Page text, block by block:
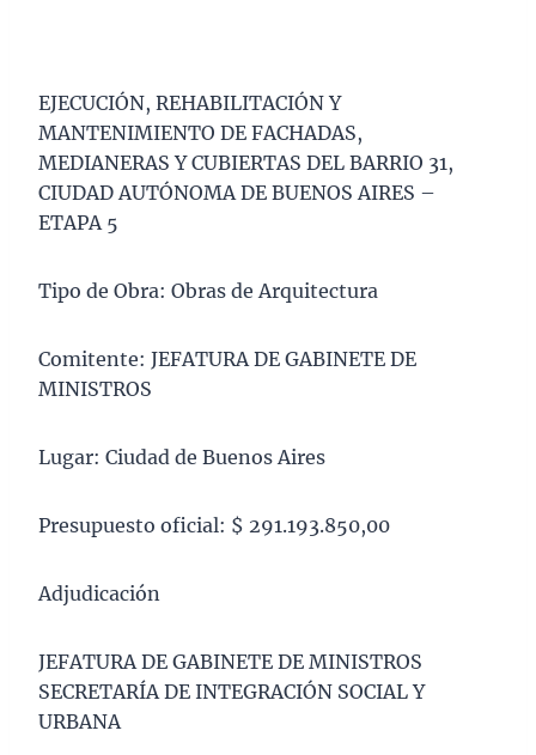
EJECUCIÓN, REHABILITACIÓN Y
MANTENIMIENTO DE FACHADAS,
MEDIANERAS Y CUBIERTAS DEL BARRIO 31,
CIUDAD AUTÓNOMA DE BUENOS AIRES –
ETAPA 5
Tipo de Obra: Obras de Arquitectura
Comitente: JEFATURA DE GABINETE DE
MINISTROS
Lugar: Ciudad de Buenos Aires
Presupuesto oficial: $ 291.193.850,00
Adjudicación
JEFATURA DE GABINETE DE MINISTROS
SECRETARÍA DE INTEGRACIÓN SOCIAL Y
URBANA